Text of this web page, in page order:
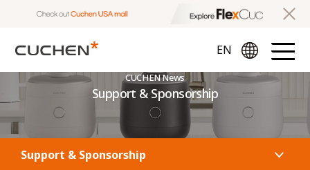
CUCHEN News
Support & Sponsorship
Support & Sponsorship